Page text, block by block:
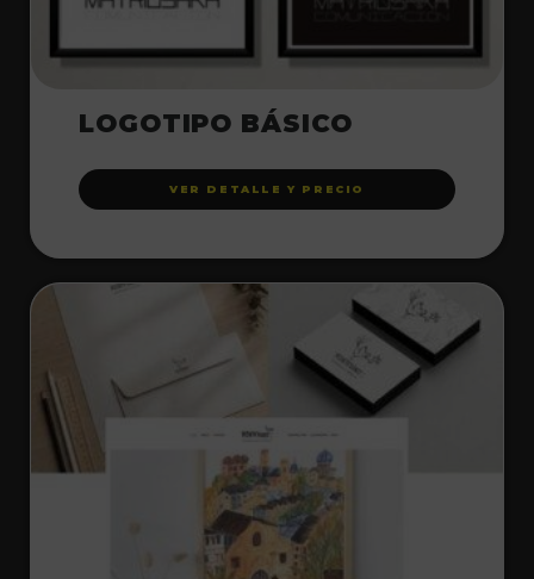
LOGOTIPO BÁSICO
VER DETALLE Y PRECIO